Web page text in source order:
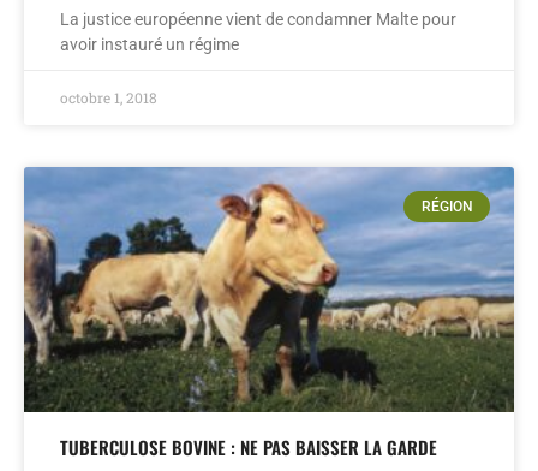
La justice européenne vient de condamner Malte pour
avoir instauré un régime
octobre 1, 2018
RÉGION
TUBERCULOSE BOVINE : NE PAS BAISSER LA GARDE